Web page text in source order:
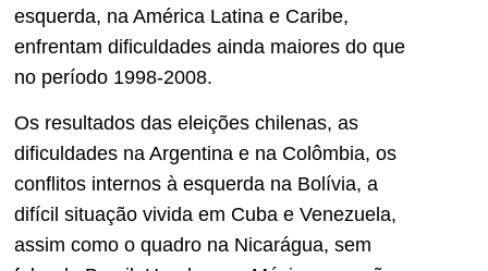
esquerda, na América Latina e Caribe,
enfrentam dificuldades ainda maiores do que
no período 1998-2008.
Os resultados das eleições chilenas, as
dificuldades na Argentina e na Colômbia, os
conflitos internos à esquerda na Bolívia, a
difícil situação vivida em Cuba e Venezuela,
assim como o quadro na Nicarágua, sem